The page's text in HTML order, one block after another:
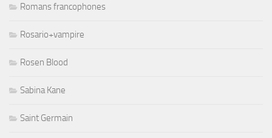
Romans francophones
Rosario+vampire
Rosen Blood
Sabina Kane
Saint Germain